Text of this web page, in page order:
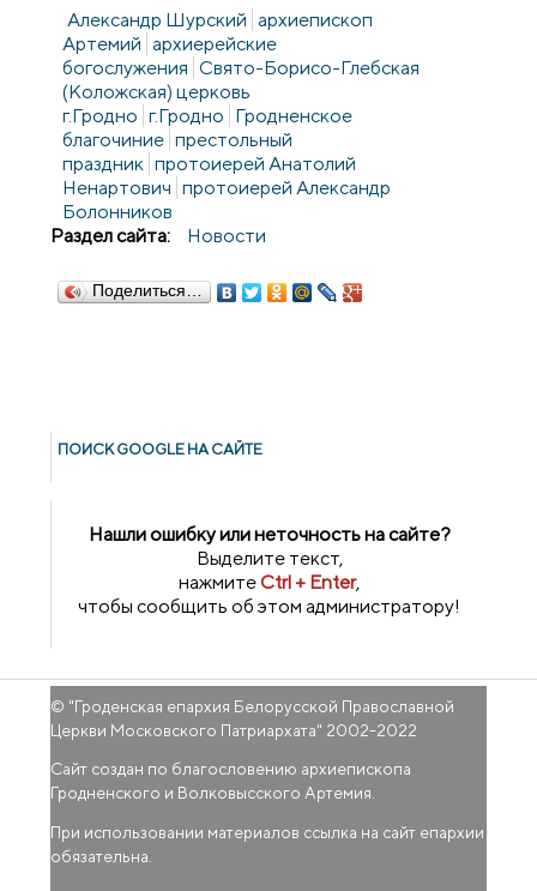
Александр Шурский архиепископ
Артемий архиерейские
богослужения Свято-Борисо-Глебская
(Коложская) церковь
г.Гродно г.Гродно Гродненское
благочиние престольный
праздник протоиерей Анатолий
Ненартович протоиерей Александр
Болонников
Раздел сайта:
Новости
Поделиться…
ПОИСК GOОGLE НА САЙТЕ
Нашли ошибку или неточность на сайте?
Выделите текст,
нажмитеCtrl + Enter,
чтобы сообщить об этом администратору!
© "Гроденская епархия Белорусской Православной
Церкви Московского Патриархата" 2002-2022
Сайт создан по благословению архиепископа
Гродненского и Волковысского Артемия.
При использовании материалов ссылка на сайт епархии
обязательна.